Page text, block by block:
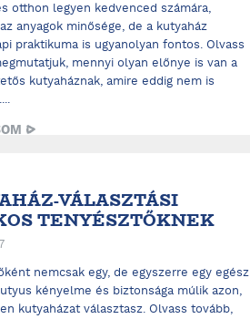
otthon legyen kedvenced számára,
anyagok minősége, de a kutyaház
praktikuma is ugyanolyan fontos. Olvass
mennyi olyan előnye is van a
kutyaháznak, amire eddig nem is
VÁLASZTÁSI
TENYÉSZTŐKNEK
nemcsak egy, de egyszerre egy egész
kényelme és biztonsága múlik azon,
kutyaházat választasz. Olvass tovább,